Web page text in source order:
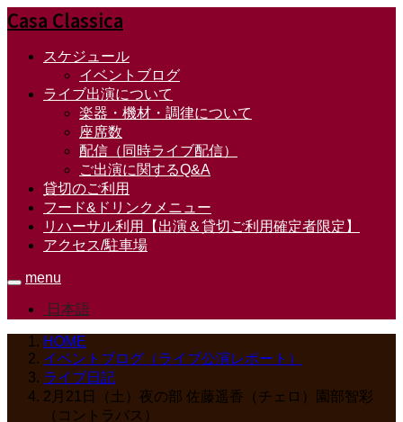
Casa Classica
スケジュール
イベントブログ
ライブ出演について
楽器・機材・調律について
座席数
配信（同時ライブ配信）
ご出演に関するQ&A
貸切のご利用
フード&ドリンクメニュー
リハーサル利用【出演＆貸切ご利用確定者限定】
アクセス/駐車場
menu
日本語
HOME
イベントブログ（ライブ公演レポート）
ライブ日記
2月21日（土）夜の部 佐藤遥香（チェロ）園部智彩
（コントラバス）